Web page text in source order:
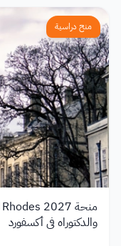
منح دراسية
والدكتوراه في أكسفورد